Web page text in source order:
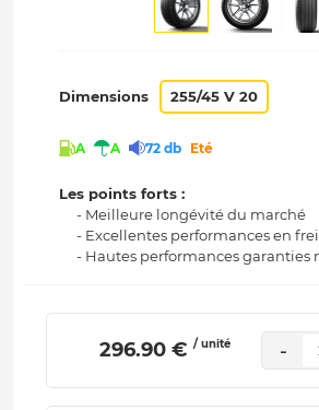
Dimensions 255/45 V 20
A A 72 db Eté
Les points forts :
- Meilleure longévité du marché
- Excellentes performances en
- Hautes performances garanties
296.90 € / unité -